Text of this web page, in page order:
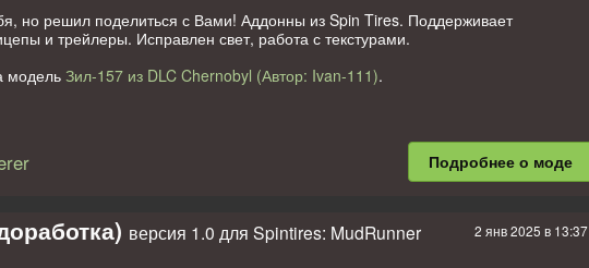
но решил поделиться с Вами! Аддонны из Spin Tires. Поддерживает
и трейлеры. Исправлен свет, работа с текстурами.
модельЗил-157 из DLC Chernobyl (Автор: Ivan-111).
Подробнее о моде
2 янв 2025 в 13:37
версия 1.0 для Spintires: MudRunner